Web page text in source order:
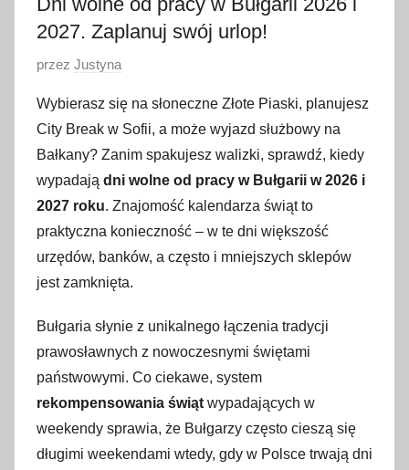
2027. Zaplanuj swój urlop!
O
u
b
l
i
k
o
w
a
o
3
l
u
przez Justyna
Wybierasz się na słoneczne Złote Piaski, planujesz
City Break w Sofii, a może wyjazd służbowy na
Bałkany? Zanim spakujesz walizki, sprawdź, kiedy
wypadają dni wolne od pracy w Bułgarii w 2026 i
2027 roku. Znajomość kalendarza świąt to
praktyczna konieczność – w te dni większość
urzędów, banków, a często i mniejszych sklepów
jest zamknięta.
Bułgaria słynie z unikalnego łączenia tradycji
prawosławnych z nowoczesnymi świętami
państwowymi. Co ciekawe, system
rekompensowania świąt wypadających w
weekendy sprawia, że Bułgarzy często cieszą się
długimi weekendami wtedy, gdy w Polsce trwają dni